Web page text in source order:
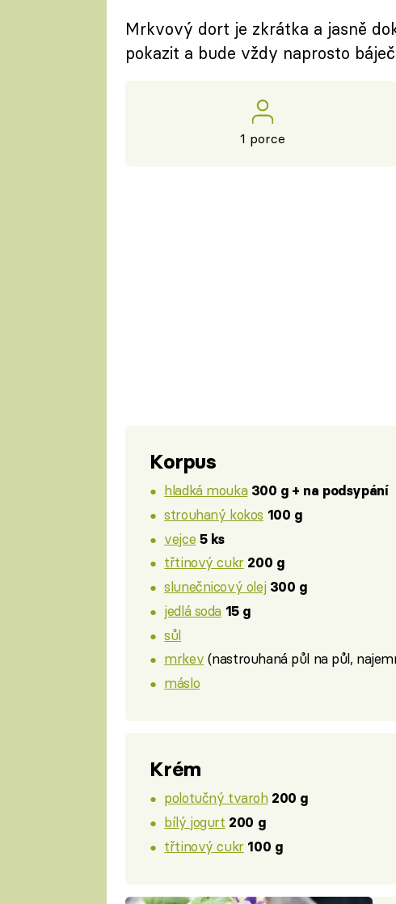
Mrkvový dort je zkrátka a jasně
pokazit a bude vždy naprosto
1 porce
Korpus
hladká mouka 300 g + na podsypání
strouhaný kokos 100 g
vejce 5 ks
třtinový cukr 200 g
slunečnicový olej 300 g
jedlá soda 15 g
sůl
mrkev (nastrouhaná půl na půl,
máslo
Krém
polotučný tvaroh 200 g
bílý jogurt 200 g
třtinový cukr 100 g